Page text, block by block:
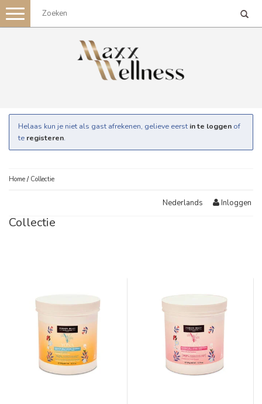
Toggle
navigation
Helaas kun je niet als gast afrekenen, gelieve eerst in te loggen of
te registeren.
Home / Collectie
Nederlands Inloggen
Collectie